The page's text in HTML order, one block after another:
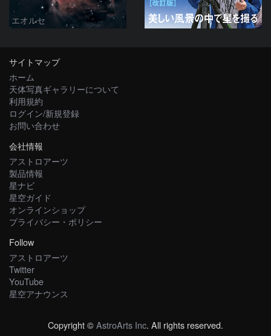
エオルセ
サイトマップ
ホーム
天体写真ギャラリーについて
利用規約
ログイン/新規登録
お問い合わせ
会社情報
アストロアーツ
製品情報
星ナビ
星空ガイド
オンラインショップ
プライバシー・ポリシー
Follow
アストロアーツ
Twitter
YouTube
星空アナウンス
Copyright ©AstroArts Inc. All rights reserved.